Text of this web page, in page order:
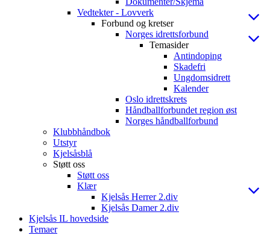
Vedtekter - Lovverk
Forbund og kretser
Norges idrettsforbund
Temasider
Antindoping
Skadefri
Ungdomsidrett
Kalender
Oslo idrettskrets
Håndballforbundet region øst
Norges håndballforbund
Klubbhåndbok
Utstyr
Kjelsåsblå
Støtt oss
Støtt oss
Klær
Kjelsås Herrer 2.div
Kjelsås Damer 2.div
Kjelsås IL hovedside
Temaer